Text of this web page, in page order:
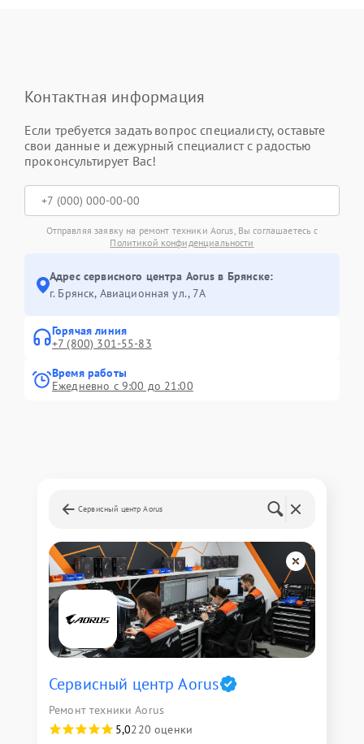
Контактная информация
Если требуется задать вопрос специалисту, оставьте
свои данные и дежурный специалист с радостью
проконсультирует Вас!
Отправляя заявку на ремонт техники Aorus, Вы соглашаетесь с
Политикой конфиденциальности
Адрес сервисного центра Aorus в Брянске:
г. Брянск, Авиационная ул., 7А
Горячая линия
+7 (800) 301-55-83
Время работы
Ежедневно с 9:00 до 21:00
Сервисный центр Aorus
Сервисный центр Aorus
Ремонт техники Aorus
5,0220 оценки